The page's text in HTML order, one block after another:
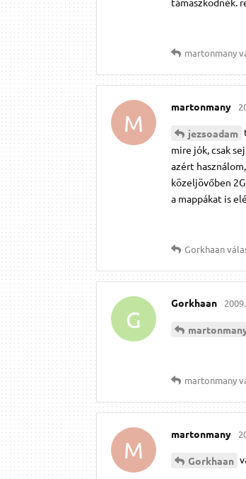
martonmany
M
martonmany
jezsoadam
mire jók, csak
azért
közeljövőben
a mappákat is
Gorkhaan
G
Gorkhaan
martonmany
M
martonmany
Gorkhaan